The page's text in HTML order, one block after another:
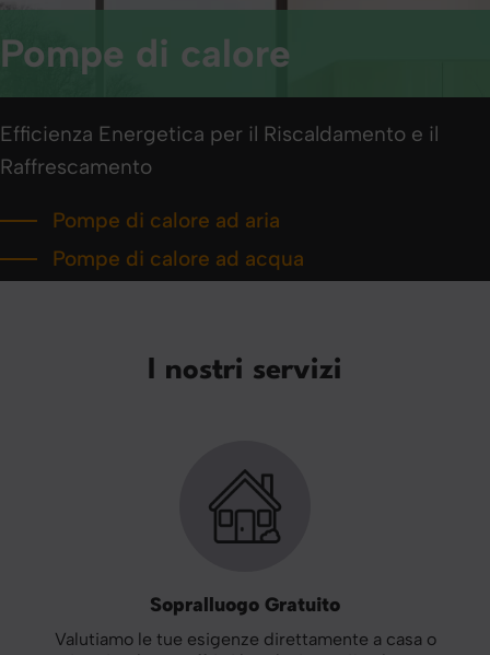
Pompe di calore
Efficienza Energetica per il Riscaldamento e il
Raffrescamento
Pompe di calore ad aria
Pompe di calore ad acqua
I nostri servizi
Sopralluogo Gratuito
Valutiamo le tue esigenze direttamente a casa o